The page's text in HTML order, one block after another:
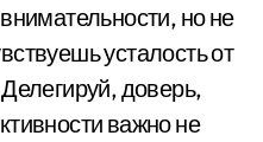
но не
усталость от
доверь,
важно не